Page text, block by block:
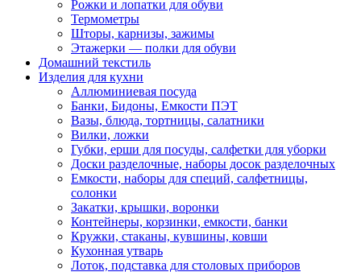
Рожки и лопатки для обуви
Термометры
Шторы, карнизы, зажимы
Этажерки — полки для обуви
Домашний текстиль
Изделия для кухни
Аллюминиевая посуда
Банки, Бидоны, Емкости ПЭТ
Вазы, блюда, тортницы, салатники
Вилки, ложки
Губки, ерши для посуды, салфетки для уборки
Доски разделочные, наборы досок разделочных
Емкости, наборы для специй, салфетницы,
солонки
Закатки, крышки, воронки
Контейнеры, корзинки, емкости, банки
Кружки, стаканы, кувшины, ковши
Кухонная утварь
Лоток, подставка для столовых приборов